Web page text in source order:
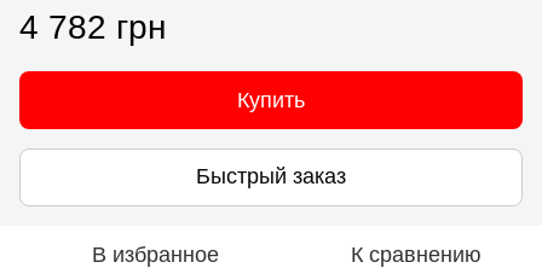
4 782 грн
Купить
Быстрый заказ
В избранное К сравнению